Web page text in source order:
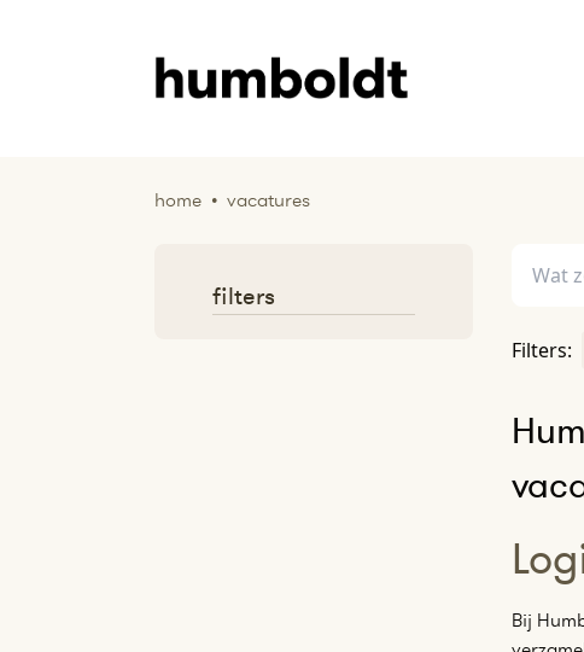
home • vacatures
Filters:
Bij
filters